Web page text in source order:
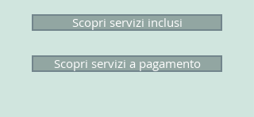
Scopri servizi inclusi
Scopri servizi a pagamento